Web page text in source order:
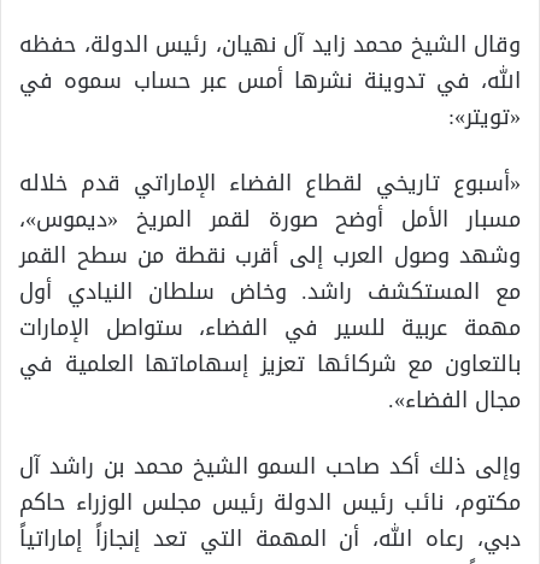
وقال الشيخ محمد زايد آل نهيان، رئيس الدولة، حفظه
الله، في تدوينة نشرها أمس عبر حساب سموه في
«تويتر»:
«أسبوع تاريخي لقطاع الفضاء الإماراتي قدم خلاله
مسبار الأمل أوضح صورة لقمر المريخ «ديموس»،
وشهد وصول العرب إلى أقرب نقطة من سطح القمر
مع المستكشف راشد. وخاض سلطان النيادي أول
مهمة عربية للسير في الفضاء، ستواصل الإمارات
بالتعاون مع شركائها تعزيز إسهاماتها العلمية في
مجال الفضاء».
وإلى ذلك أكد صاحب السمو الشيخ محمد بن راشد آل
مكتوم، نائب رئيس الدولة رئيس مجلس الوزراء حاكم
دبي، رعاه الله، أن المهمة التي تعد إنجازاً إماراتياً